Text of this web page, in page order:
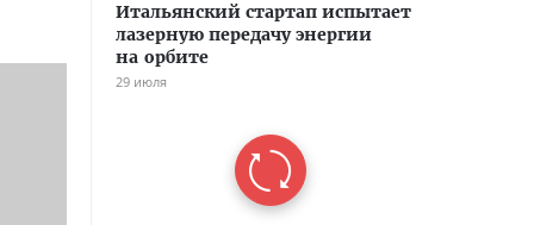
Итальянский стартап испытает
лазерную передачу энергии
на орбите
29 июля